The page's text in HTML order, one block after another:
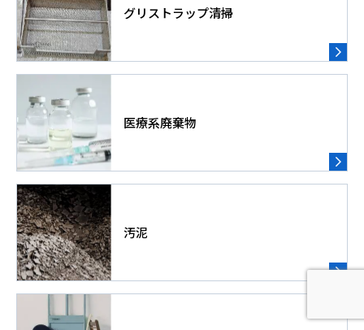
グリストラップ清掃
医療系廃棄物
汚泥